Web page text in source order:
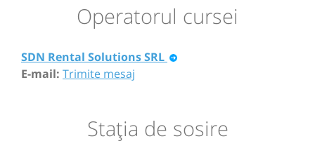
Operatorul cursei
SDN Rental Solutions SRL
E-mail: Trimite mesaj
Staţia de sosire